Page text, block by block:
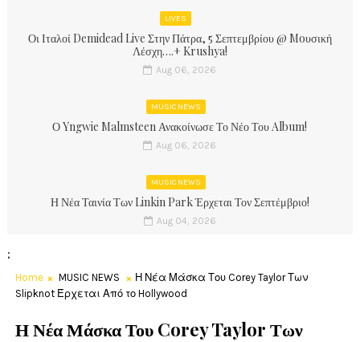
LIVES
Οι Ιταλοί Demidead Live Στην Πάτρα, 5 Σεπτεμβρίου @ Moυσική
Λέσχη….+ Krushya!
Aug 06, 2026
MUSIC NEWS
Ο Yngwie Malmsteen Ανακοίνωσε Το Νέο Του Album!
Aug 06, 2026
MUSIC NEWS
Η Νέα Ταινία Των Linkin Park Έρχεται Τον Σεπτέμβριο!
Aug 04, 2026
;
Home MUSIC NEWS
Η Νέα Μάσκα Του Corey Taylor Των
Slipknot Έρχεται Από το Hollywood
Η Νέα Μάσκα Του Corey Taylor Των